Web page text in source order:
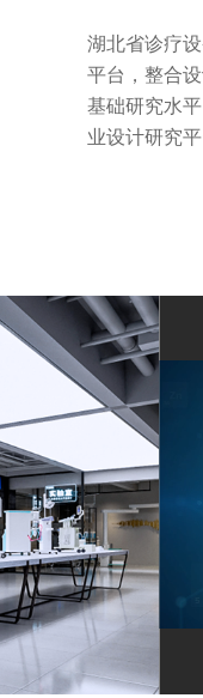
湖北省诊疗
平台，整合
基础研究水
业设计研究平